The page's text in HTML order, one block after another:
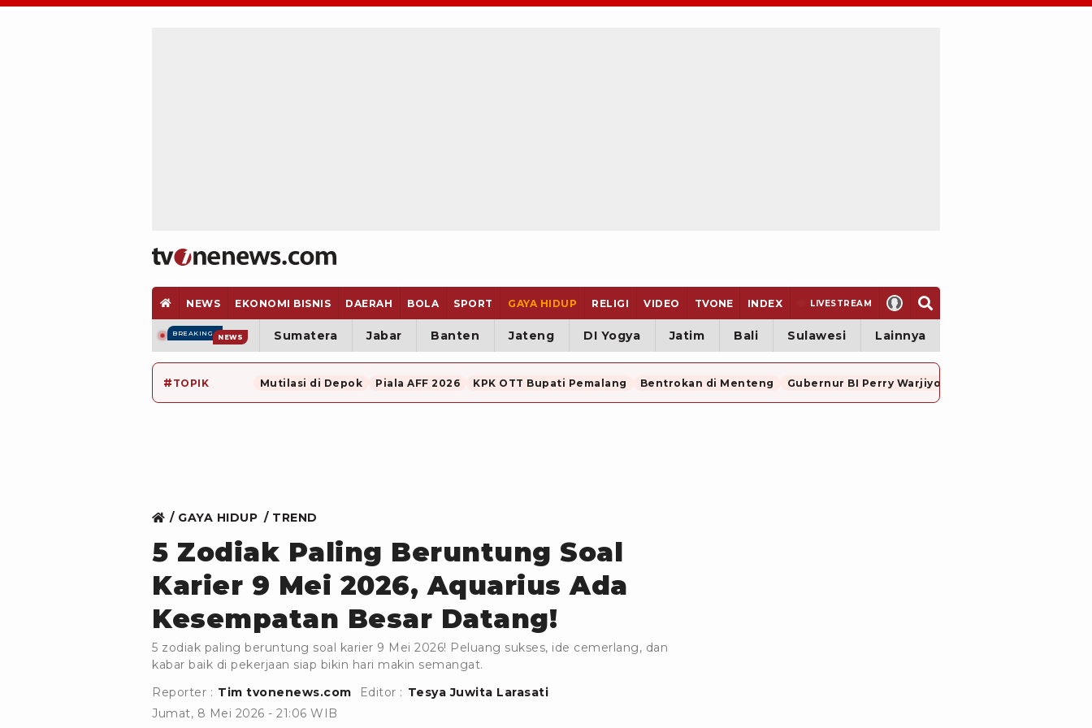
NEWS EKONOMI BISNIS DAERAH BOLA SPORT GAYA HIDUP RELIGI VIDEO TVONE INDEX LIVESTREAM
BREAKING NEWS Sumatera Jabar Banten Jateng DI Yogya Jatim Bali Sulawesi Lainnya
# TOPIK Mutilasi di Depok Piala AFF 2026 KPK OTT Bupati Pemalang Bentrokan di Menteng Gubernur BI Perry Warjiyo Mundur
GAYA HIDUP TREND
5 Zodiak Paling Beruntung Soal
Karier 9 Mei 2026, Aquarius Ada
Kesempatan Besar Datang!
5 zodiak paling beruntung soal karier 9 Mei 2026! Peluang sukses, ide cemerlang, dan
kabar baik di pekerjaan siap bikin hari makin semangat.
Reporter : Tim tvonenews.com Editor : Tesya Juwita Larasati
Jumat, 8 Mei 2026 - 21:06 WIB